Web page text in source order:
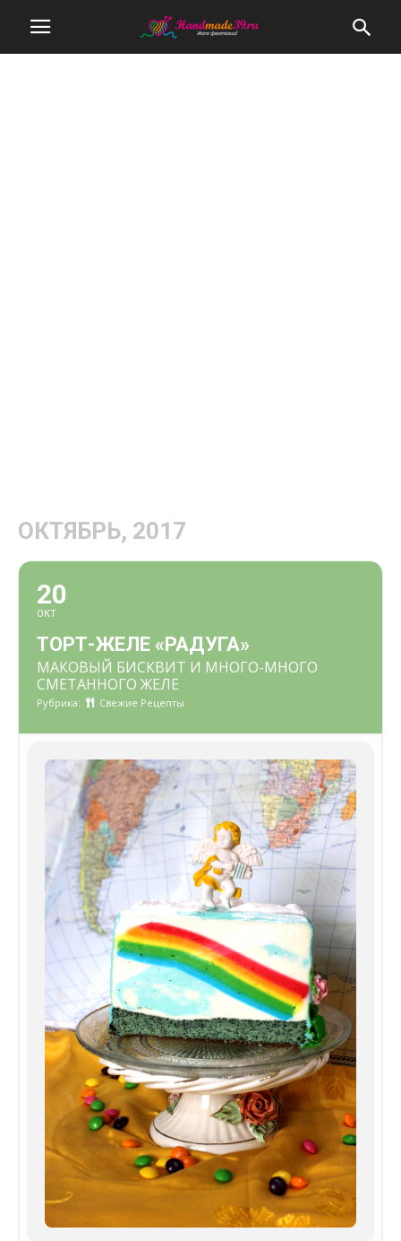
ОКТЯБРЬ, 2017
20
ОКТ
ТОРТ-ЖЕЛЕ «РАДУГА»
МАКОВЫЙ БИСКВИТ И МНОГО-МНОГО
СМЕТАННОГО ЖЕЛЕ
Рубрика: Свежие Рецепты